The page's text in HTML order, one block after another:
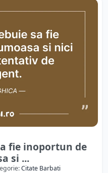
fie inoportun de
si ...
Citate Barbati